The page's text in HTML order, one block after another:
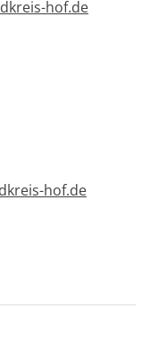
hof.de
hof.de